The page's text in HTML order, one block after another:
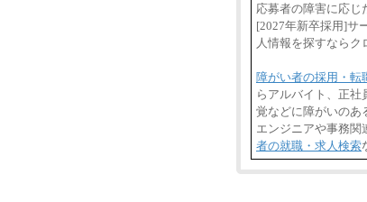
応募者の障害に応じ
[2027年新卒採用]サ
人情報を探すならク
障がい者の採用・転
らアルバイト、正社
覚などに障がいのあ
エンジニアや事務関
者の就職・求人検索